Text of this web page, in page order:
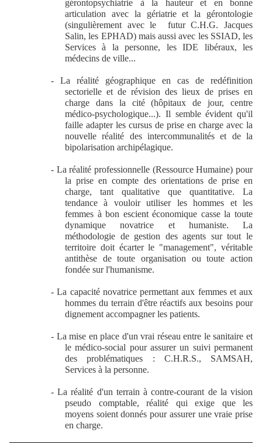
gérontopsychiatrie à la hauteur et en bonne
articulation avec la gériatrie et la gérontologie
(singulièrement avec le
futur C.H.G. Jacques
Salin, les EPHAD) mais aussi avec les SSIAD, les
Services à la personne, les IDE libéraux, les
médecins de ville...
- La réalité géographique en cas de redéfinition
sectorielle et de révision des lieux de prises en
charge dans la cité (hôpitaux de jour, centre
médico-psychologique...). Il semble évident qu'il
faille adapter les cursus de prise en charge avec la
nouvelle réalité des intercommunalités et de la
bipolarisation archipélagique.
- La réalité professionnelle (Ressource Humaine) pour
la prise en compte des orientations de prise en
charge, tant qualitative que quantitative. La
tendance à vouloir utiliser les hommes et les
femmes à bon escient économique casse la toute
dynamique novatrice et humaniste. La
méthodologie de gestion des agents sur tout le
territoire doit écarter le "management", véritable
antithèse de toute organisation ou toute action
fondée sur l'humanisme.
- La capacité novatrice permettant aux femmes et aux
hommes du terrain d'être réactifs aux besoins pour
dignement accompagner les patients.
- La mise en place d'un vrai réseau entre le sanitaire et
le médico-social pour assurer un suivi permanent
des problématiques : C.H.R.S., SAMSAH,
Services à la personne.
- La réalité d'un terrain à contre-courant de la vision
pseudo comptable, réalité qui exige que les
moyens soient donnés pour assurer une vraie prise
en charge.